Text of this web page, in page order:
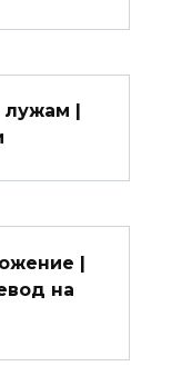
лужам |
|
на